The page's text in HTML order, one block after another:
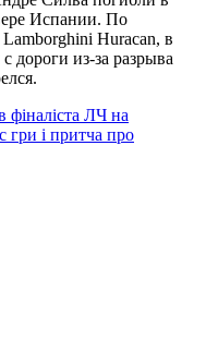
Испании. По
Huracan, в
дороги из-за разрыва
ЛЧ на
гри і притча про